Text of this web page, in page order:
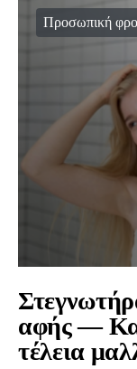
Προσωπική
αφής —
τέλεια